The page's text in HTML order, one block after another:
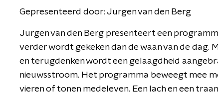
Gepresenteerd door: Jurgen van den Berg
Jurgen van den Berg presenteert een
verder wordt gekeken dan de waan van de dag.
en terugdenken wordt een gelaagdheid
nieuwsstroom. Het programma beweegt mee
vieren of tonen medeleven. Een lach en een